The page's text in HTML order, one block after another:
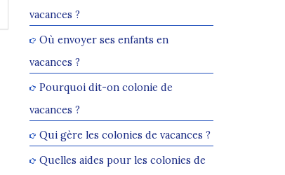
vacances ?
Où envoyer ses enfants en
vacances ?
Pourquoi dit-on colonie de
vacances ?
Qui gère les colonies de vacances ?
Quelles aides pour les colonies de